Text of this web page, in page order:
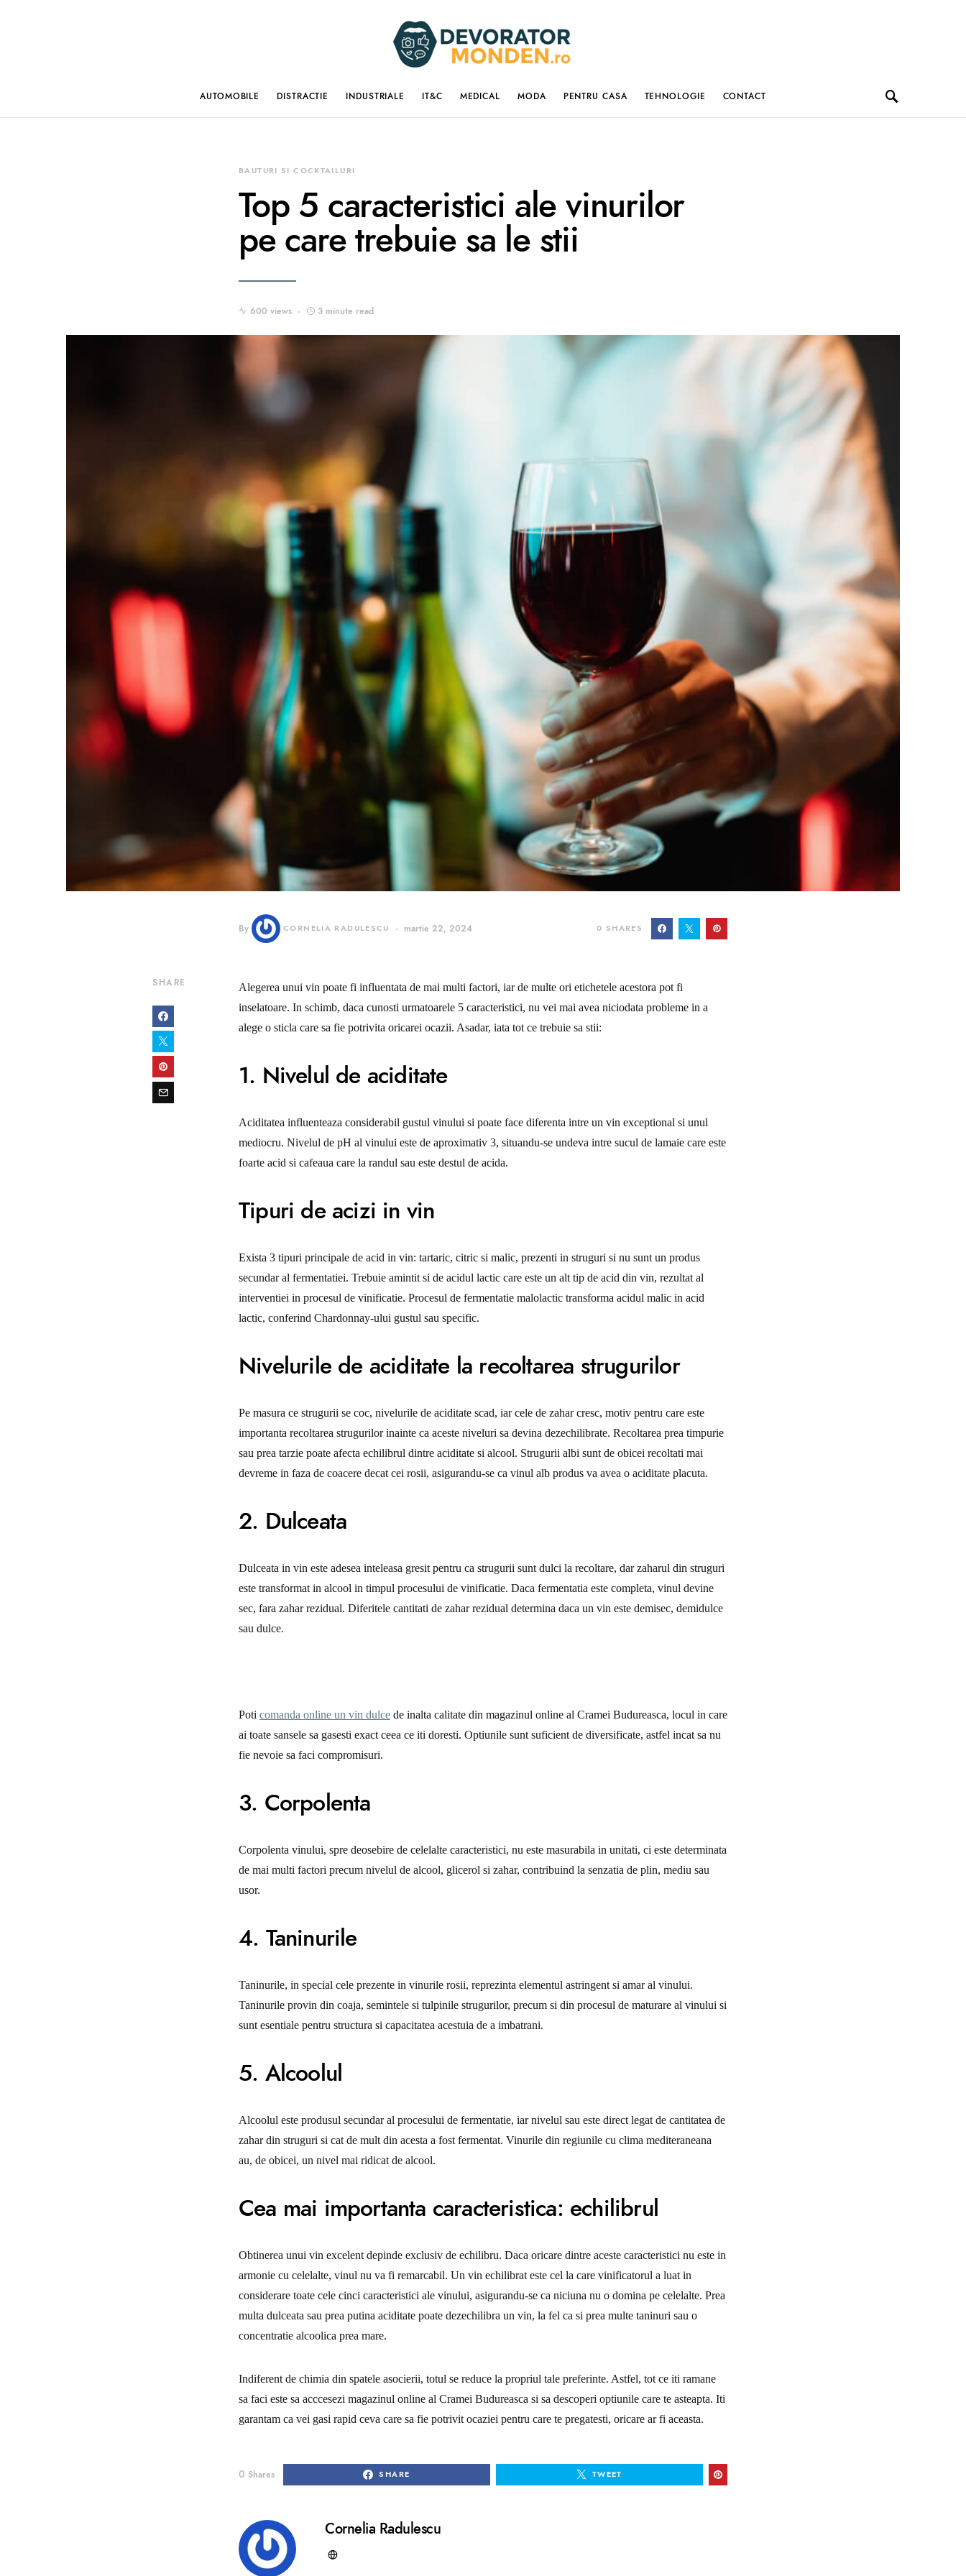
AUTOMOBILE DISTRACTIE INDUSTRIALE IT&C MEDICAL MODA PENTRU CASA TEHNOLOGIE CONTACT
BAUTURI SI COCKTAILURI
Top 5 caracteristici ale vinurilor
pe care trebuie sa le stii
600 views 3 minute read
By CORNELIA RADULESCU martie 22, 2024 0 SHARES
SHARE
Alegerea unui vin poate fi influentata de mai multi factori, iar de multe ori etichetele acestora pot fi
inselatoare. In schimb, daca cunosti urmatoarele 5 caracteristici, nu vei mai avea niciodata probleme in a
alege o sticla care sa fie potrivita oricarei ocazii. Asadar, iata tot ce trebuie sa stii:
1. Nivelul de aciditate
Aciditatea influenteaza considerabil gustul vinului si poate face diferenta intre un vin exceptional si unul
mediocru. Nivelul de pH al vinului este de aproximativ 3, situandu-se undeva intre sucul de lamaie care este
foarte acid si cafeaua care la randul sau este destul de acida.
Tipuri de acizi in vin
Exista 3 tipuri principale de acid in vin: tartaric, citric si malic, prezenti in struguri si nu sunt un produs
secundar al fermentatiei. Trebuie amintit si de acidul lactic care este un alt tip de acid din vin, rezultat al
interventiei in procesul de vinificatie. Procesul de fermentatie malolactic transforma acidul malic in acid
lactic, conferind Chardonnay-ului gustul sau specific.
Nivelurile de aciditate la recoltarea strugurilor
Pe masura ce strugurii se coc, nivelurile de aciditate scad, iar cele de zahar cresc, motiv pentru care este
importanta recoltarea strugurilor inainte ca aceste niveluri sa devina dezechilibrate. Recoltarea prea timpurie
sau prea tarzie poate afecta echilibrul dintre aciditate si alcool. Strugurii albi sunt de obicei recoltati mai
devreme in faza de coacere decat cei rosii, asigurandu-se ca vinul alb produs va avea o aciditate placuta.
2. Dulceata
Dulceata in vin este adesea inteleasa gresit pentru ca strugurii sunt dulci la recoltare, dar zaharul din struguri
este transformat in alcool in timpul procesului de vinificatie. Daca fermentatia este completa, vinul devine
sec, fara zahar rezidual. Diferitele cantitati de zahar rezidual determina daca un vin este demisec, demidulce
sau dulce.
Poti comanda online un vin dulce de inalta calitate din magazinul online al Cramei Budureasca, locul in care
ai toate sansele sa gasesti exact ceea ce iti doresti. Optiunile sunt suficient de diversificate, astfel incat sa nu
fie nevoie sa faci compromisuri.
3. Corpolenta
Corpolenta vinului, spre deosebire de celelalte caracteristici, nu este masurabila in unitati, ci este determinata
de mai multi factori precum nivelul de alcool, glicerol si zahar, contribuind la senzatia de plin, mediu sau
usor.
4. Taninurile
Taninurile, in special cele prezente in vinurile rosii, reprezinta elementul astringent si amar al vinului.
Taninurile provin din coaja, semintele si tulpinile strugurilor, precum si din procesul de maturare al vinului si
sunt esentiale pentru structura si capacitatea acestuia de a imbatrani.
5. Alcoolul
Alcoolul este produsul secundar al procesului de fermentatie, iar nivelul sau este direct legat de cantitatea de
zahar din struguri si cat de mult din acesta a fost fermentat. Vinurile din regiunile cu clima mediteraneana
au, de obicei, un nivel mai ridicat de alcool.
Cea mai importanta caracteristica: echilibrul
Obtinerea unui vin excelent depinde exclusiv de echilibru. Daca oricare dintre aceste caracteristici nu este in
armonie cu celelalte, vinul nu va fi remarcabil. Un vin echilibrat este cel la care vinificatorul a luat in
considerare toate cele cinci caracteristici ale vinului, asigurandu-se ca niciuna nu o domina pe celelalte. Prea
multa dulceata sau prea putina aciditate poate dezechilibra un vin, la fel ca si prea multe taninuri sau o
concentratie alcoolica prea mare.
Indiferent de chimia din spatele asocierii, totul se reduce la propriul tale preferinte. Astfel, tot ce iti ramane
sa faci este sa acccesezi magazinul online al Cramei Budureasca si sa descoperi optiunile care te asteapta. Iti
garantam ca vei gasi rapid ceva care sa fie potrivit ocaziei pentru care te pregatesti, oricare ar fi aceasta.
0 Shares SHARE TWEET
Cornelia Radulescu